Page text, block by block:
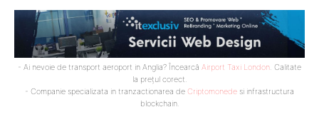
- Ai nevoie de transport aeroport in Anglia? Încearcă Airport Taxi London. Calitate
la prețul corect.
- Companie specializata in tranzactionarea de Criptomonede si infrastructura
blockchain.